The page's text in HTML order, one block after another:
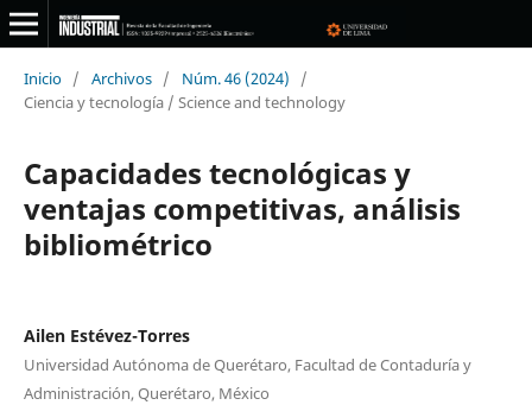
Inicio / Archivos / Núm. 46 (2024)
/
Ciencia y tecnología / Science and technology
Capacidades tecnológicas y
ventajas competitivas, análisis
bibliométrico
Ailen Estévez-Torres
Universidad Autónoma de Querétaro, Facultad de Contaduría y
Administración, Querétaro, México